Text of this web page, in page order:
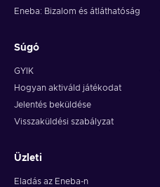
Eneba: Bizalom és átláthatóság
Súgó
GYIK
Hogyan aktiváld játékodat
Jelentés beküldése
Visszaküldési szabályzat
Üzleti
Eladás az Eneba-n